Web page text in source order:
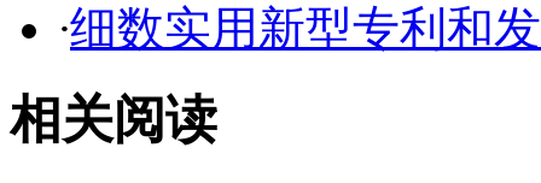
·细数实用新型专利和
相关阅读